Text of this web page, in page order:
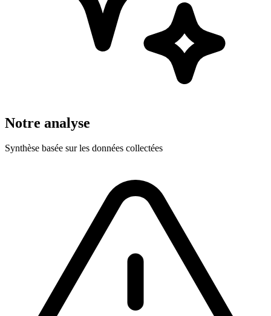
Notre analyse
Synthèse basée sur les données collectées